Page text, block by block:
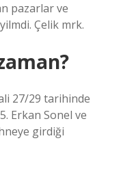
pazarlar ve
Çelik mrk.
27/29 tarihinde
Erkan Sonel ve
girdiği